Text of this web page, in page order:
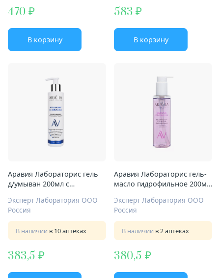
470
В корзину
583
В корзину
Аравия Лабораторис гель
д/умыван 200мл с
Эксперт Лаборатория ООО
Россия
В наличии в 10 аптеках
383,5
Аравия Лабораторис гель-
масло гидрофильное 200мл
Эксперт Лаборатория ООО
Россия
В наличии в 2 аптеках
380,5